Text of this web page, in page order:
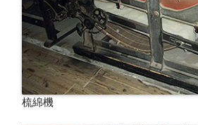
梳綿機